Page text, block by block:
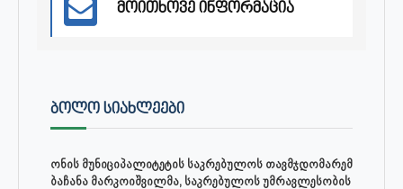
მოითხოვე ინფორმაცია
ᲑᲝᲚᲝ ᲡᲘᲐᲮᲚᲔᲔᲑᲘ
ონის მუნიციპალიტეტის საკრებულოს თავმჯდომარემ
ბაჩანა მარკოიშვილმა, საკრებულოს უმრავლესობის